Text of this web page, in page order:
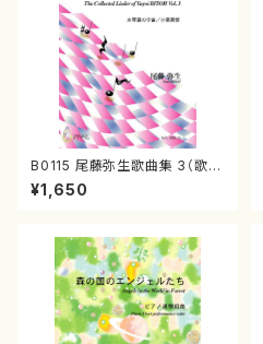
B0115 尾藤弥生歌曲集 3（歌
曲/尾藤弥生/楽譜）
¥1,650